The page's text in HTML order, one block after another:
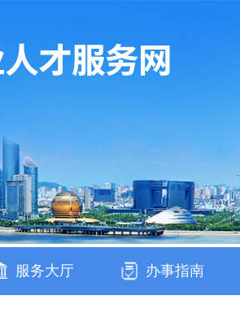
服务大厅 办事指南